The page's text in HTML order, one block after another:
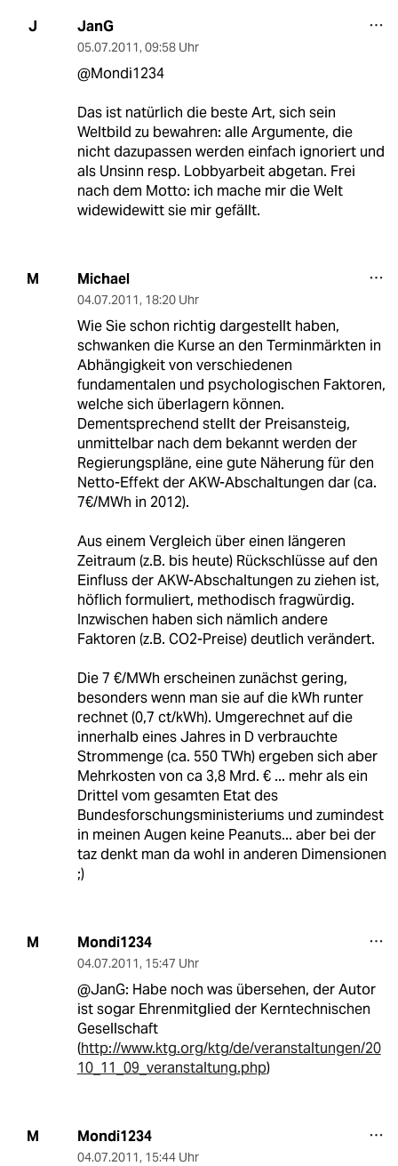
J JanG
05.07.2011, 09:58 Uhr
@Mondi1234
Das ist natürlich die beste Art, sich sein
Weltbild zu bewahren: alle Argumente, die
nicht dazupassen werden einfach ignoriert und
als Unsinn resp. Lobbyarbeit abgetan. Frei
nach dem Motto: ich mache mir die Welt
widewidewitt sie mir gefällt.
M Michael
04.07.2011, 18:20 Uhr
Wie Sie schon richtig dargestellt haben,
schwanken die Kurse an den Terminmärkten in
Abhängigkeit von verschiedenen
fundamentalen und psychologischen Faktoren,
welche sich überlagern können.
Dementsprechend stellt der Preisansteig,
unmittelbar nach dem bekannt werden der
Regierungspläne, eine gute Näherung für den
Netto-Effekt der AKW-Abschaltungen dar (ca.
7€/MWh in 2012).
Aus einem Vergleich über einen längeren
Zeitraum (z.B. bis heute) Rückschlüsse auf den
Einfluss der AKW-Abschaltungen zu ziehen ist,
höflich formuliert, methodisch fragwürdig.
Inzwischen haben sich nämlich andere
Faktoren (z.B. CO2-Preise) deutlich verändert.
Die 7 €/MWh erscheinen zunächst gering,
besonders wenn man sie auf die kWh runter
rechnet (0,7 ct/kWh). Umgerechnet auf die
innerhalb eines Jahres in D verbrauchte
Strommenge (ca. 550 TWh) ergeben sich aber
Mehrkosten von ca 3,8 Mrd. € ... mehr als ein
Drittel vom gesamten Etat des
Bundesforschungsministeriums und zumindest
in meinen Augen keine Peanuts... aber bei der
taz denkt man da wohl in anderen Dimensionen
;)
M Mondi1234
04.07.2011, 15:47 Uhr
@JanG: Habe noch was übersehen, der Autor
ist sogar Ehrenmitglied der Kerntechnischen
Gesellschaft
(http://www.ktg.org/ktg/de/veranstaltungen/20
10_11_09_veranstaltung.php)
M Mondi1234
04.07.2011, 15:44 Uhr